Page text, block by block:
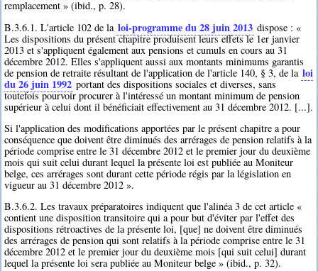
remplacement » (ibid., p. 28).
B.3.6.1. L'article 102 de la loi-programme du 28 juin 2013 dispose : «
Les dispositions du présent chapitre produisent leurs effets le 1er janvier
2013 et s'appliquent également aux pensions et cumuls en cours au 31
décembre 2012. Elles s'appliquent aussi aux montants minimums garantis
de pension de retraite résultant de l'application de l'article 140, § 3, de la loi
du 26 juin 1992 portant des dispositions sociales et diverses, sans
toutefois pourvoir procurer à l'intéressé un montant minimum de pension
supérieur à celui dont il bénéficiait effectivement au 31 décembre 2012. [...].
Si l'application des modifications apportées par le présent chapitre a pour
conséquence que doivent être diminués des arrérages de pension relatifs à la
période comprise entre le 31 décembre 2012 et le premier jour du deuxième
mois qui suit celui durant lequel la présente loi est publiée au Moniteur
belge, ces arrérages sont durant cette période régis par la législation en
vigueur au 31 décembre 2012 ».
B.3.6.2. Les travaux préparatoires indiquent que l'alinéa 3 de cet article «
contient une disposition transitoire qui a pour but d'éviter par l'effet des
dispositions rétroactives de la présente loi, [que] ne doivent être diminués
des arrérages de pension qui sont relatifs à la période comprise entre le 31
décembre 2012 et le premier jour du deuxième mois [qui suit celui] durant
lequel la présente loi sera publiée au Moniteur belge » (ibid., p. 32).